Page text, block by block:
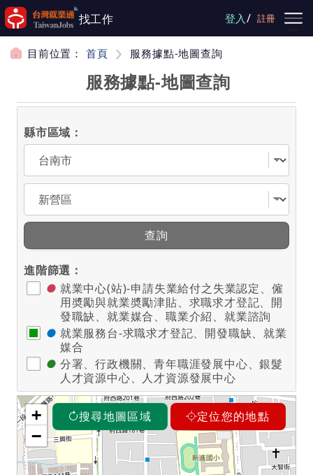
跳到主要內容
找工作 登入/ 註冊
目前位置： 首頁 服務據點-地圖查詢
服務據點-地圖查詢
縣市區域：
選擇縣市
選擇區域
查詢
進階篩選：
● 就業中心(站)-申請失業給付之失業認定、僱
用奬勵與就業奬勵津貼、求職求才登記、開
發職缺、就業媒合、職業介紹、就業諮詢
● 就業服務台-求職求才登記、開發職缺、就業
媒合
● 分署、行政機關、青年職涯發展中心、銀髮
人才資源中心、人才資源發展中心
搜尋地圖區域 定位您的地點
+
−